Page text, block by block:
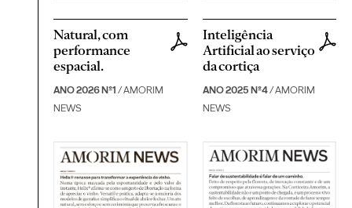
Natural, com
performance
espacial.
ANO 2026 Nº1 / AMORIM
NEWS
Inteligência
Artificial ao serviço
da cortiça
ANO 2025 Nº4/ AMORIM
NEWS